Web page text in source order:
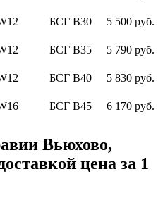
БСГ В30
5 500 руб.
БСГ В35
5 790 руб.
БСГ В40
5 830 руб.
БСГ В45 6 170 руб.
Вьюхово,
цена за 1